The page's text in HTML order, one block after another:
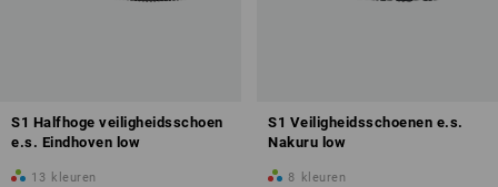
S1 Halfhoge veiligheidsschoen
e.s. Eindhoven low
13 kleuren
S1 Veiligheidsschoenen e.s.
Nakuru low
8 kleuren